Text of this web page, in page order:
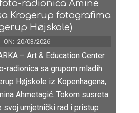
radionica Amine
Krogerup fotografima
Højskole)
ON: 20/03/2026
– Art & Education Center
radionica sa grupom mladih
Højskole iz Kopenhagena,
Ahmetagić. Tokom susreta
svoj umjetnički rad i pristup